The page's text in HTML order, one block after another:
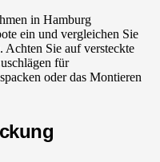
in Hamburg
ein und vergleichen Sie
Achten Sie auf versteckte
für
oder das Montieren